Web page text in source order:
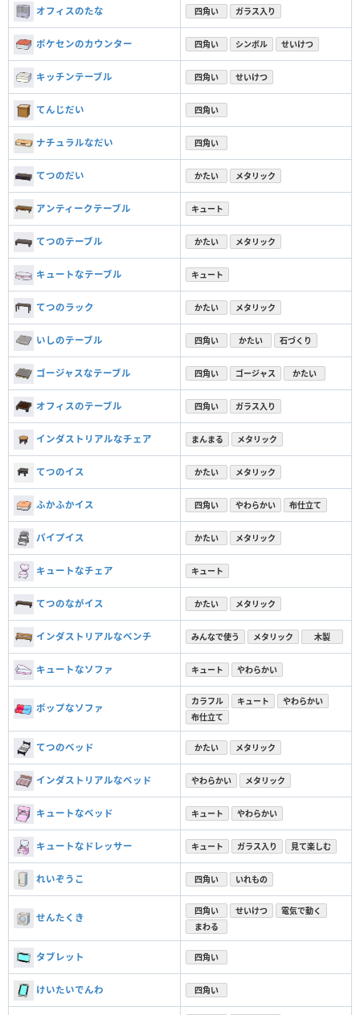
オフィスのたな 四角い ガラス入り
ポケセンのカウンター 四角い シンボル せいけつ
キッチンテーブル 四角い せいけつ
てんじだい 四角い
ナチュラルなだい 四角い
てつのだい かたい メタリック
アンティークテーブル キュート
てつのテーブル かたい メタリック
キュートなテーブル キュート
てつのラック かたい メタリック
いしのテーブル 四角い かたい 石づくり
ゴージャスなテーブル 四角い ゴージャス かたい
オフィスのテーブル 四角い ガラス入り
インダストリアルなチェア まんまる メタリック
てつのイス かたい メタリック
ふかふかイス 四角い やわらかい 布仕立て
パイプイス かたい メタリック
キュートなチェア キュート
てつのながイス かたい メタリック
インダストリアルなベンチ みんなで使う メタリック 木製
キュートなソファ キュート やわらかい
ポップなソファ
カラフル キュート
やわらかい
布仕立て
てつのベッド かたい メタリック
インダストリアルなベッド やわらかい メタリック
キュートなベッド キュート やわらかい
キュートなドレッサー キュート ガラス入り 見て楽しむ
れいぞうこ 四角い いれもの
せんたくき
四角い せいけつ
電気で動く
まわる
タブレット 四角い
けいたいでんわ 四角い